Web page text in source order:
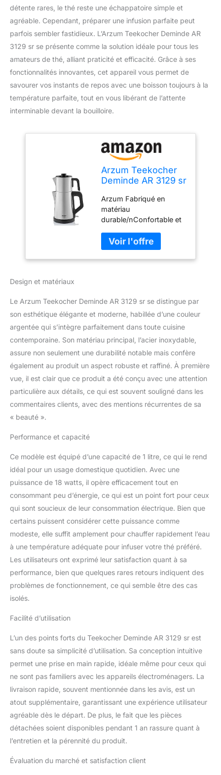
détente rares, le thé reste une échappatoire simple et
agréable. Cependant, préparer une infusion parfaite peut
parfois sembler fastidieux. L’Arzum Teekocher Deminde AR
3129 sr se présente comme la solution idéale pour tous les
amateurs de thé, alliant praticité et efficacité. Grâce à ses
fonctionnalités innovantes, cet appareil vous permet de
savourer vos instants de repos avec une boisson toujours à la
température parfaite, tout en vous libérant de l’attente
interminable devant la bouilloire.
Arzum Teekocher
Deminde AR 3129 sr
Arzum Fabriqué en
matériau
durable/nConfortable et
à un usage quotidien
Capacité : 1,0 litre Poids
de l'article : 4,3 livres
Design et matériaux
Le Arzum Teekocher Deminde AR 3129 sr se distingue par
son esthétique élégante et moderne, habillée d’une couleur
argentée qui s’intègre parfaitement dans toute cuisine
contemporaine. Son matériau principal, l’acier inoxydable,
assure non seulement une durabilité notable mais confère
également au produit un aspect robuste et raffiné. À première
vue, il est clair que ce produit a été conçu avec une attention
particulière aux détails, ce qui est souvent souligné dans les
commentaires clients, avec des mentions récurrentes de sa
« beauté ».
Performance et capacité
Ce modèle est équipé d’une capacité de 1 litre, ce qui le rend
idéal pour un usage domestique quotidien. Avec une
puissance de 18 watts, il opère efficacement tout en
consommant peu d’énergie, ce qui est un point fort pour ceux
qui sont soucieux de leur consommation électrique. Bien que
certains puissent considérer cette puissance comme
modeste, elle suffit amplement pour chauffer rapidement l’eau
à une température adéquate pour infuser votre thé préféré.
Les utilisateurs ont exprimé leur satisfaction quant à sa
performance, bien que quelques rares retours indiquent des
problèmes de fonctionnement, ce qui semble être des cas
isolés.
Facilité d’utilisation
L’un des points forts du Teekocher Deminde AR 3129 sr est
sans doute sa simplicité d’utilisation. Sa conception intuitive
permet une prise en main rapide, idéale même pour ceux qui
ne sont pas familiers avec les appareils électroménagers. La
livraison rapide, souvent mentionnée dans les avis, est un
atout supplémentaire, garantissant une expérience utilisateur
agréable dès le départ. De plus, le fait que les pièces
détachées soient disponibles pendant 1 an rassure quant à
l’entretien et la pérennité du produit.
Évaluation du marché et satisfaction client